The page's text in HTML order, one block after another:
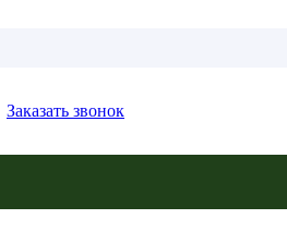
Заказать звонок